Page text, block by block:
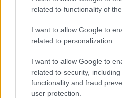
related to functionality of
I want to allow Google to
related to personalization.
I want to allow Google to
related to security,
functionality and fraud
user protection.
MEST LEST
Skal
gifte
2 Snapp
er til
3